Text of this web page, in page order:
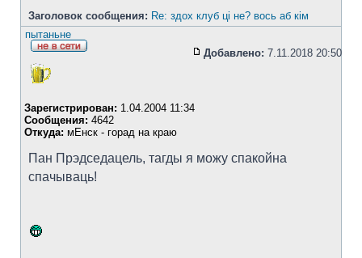
Заголовок сообщения: Re: здох клуб ці не? вось аб кім
пытаньне
Добавлено: 7.11.2018 20:50
Зарегистрирован: 1.04.2004 11:34
Сообщения: 4642
Откуда: мЕнск - горад на краю
Пан Прэдседацель, тагды я можу спакойна
спачываць!